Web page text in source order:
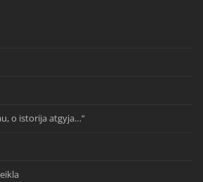
o istorija atgyja…“